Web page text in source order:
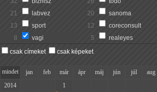
21
labvez 20 sanoma
13
sport 12 coreconsult
8
vagi 5 realeyes
csak címeket
csak képeket
mindet jan feb már ápr máj jún júl aug
2014
1